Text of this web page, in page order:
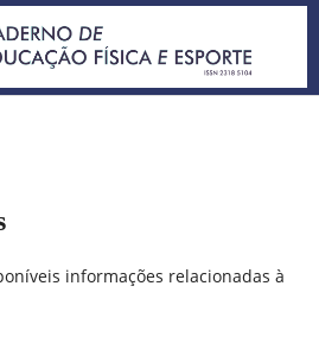
informações relacionadas à